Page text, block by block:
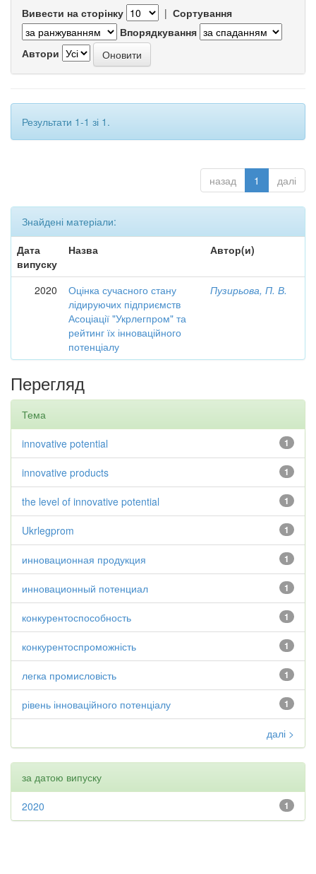
Вивести на сторінку | Сортування
Впорядкування
Автори
Результати 1-1 зі 1.
назад 1 далі
Знайдені матеріали:
Дата
випуску
Назва Автор(и)
2020
Оцінка сучасного стану
лідируючих підприємств
Асоціації "Укрлегпром" та
рейтинг їх інноваційного
потенціалу
Пузирьова, П. В.
Перегляд
Тема
1
innovative potential
1
innovative products
1
the level of innovative potential
1
Ukrlegprom
1
инновационная продукция
1
инновационный потенциал
1
конкурентоспособность
1
конкурентоспроможність
1
легка промисловість
1
рівень інноваційного потенціалу
далі >
за датою випуску
1
2020